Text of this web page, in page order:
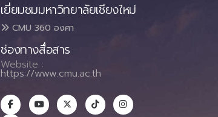
เยี่ยมชมมหาวิทยาลัยเชียงใหม่
CMU 360 องศา
ช่องทางสื่อสาร
Website :
https://www.cmu.ac.th